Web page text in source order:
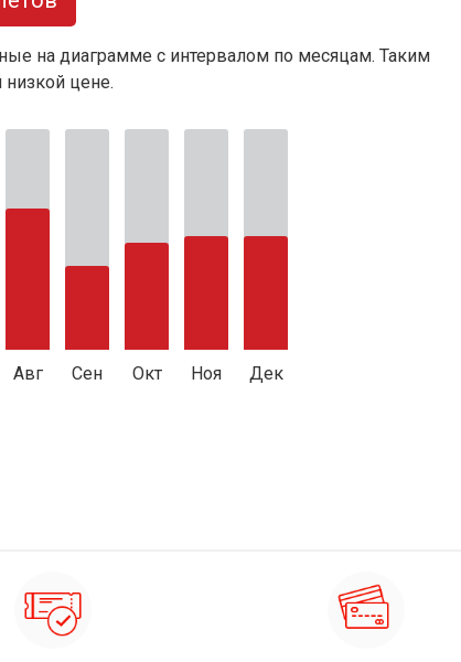
на диаграмме с интервалом по месяцам. Таким
цене.
Авг Сен Окт Ноя Дек